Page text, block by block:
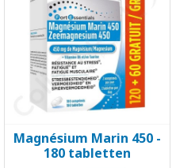
Magnésium Marin 450 -
180 tabletten